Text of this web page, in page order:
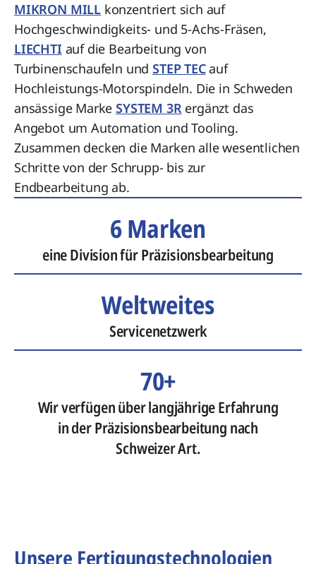
MIKRON MILL konzentriert sich auf
Hochgeschwindigkeits- und 5-Achs-Fräsen,
LIECHTI auf die Bearbeitung von
Turbinenschaufeln undSTEP TECauf
Hochleistungs-Motorspindeln. Die in Schweden
ansässige MarkeSYSTEM 3Rergänzt das
Angebot um Automation und Tooling.
Zusammen decken die Marken alle wesentlichen
Schritte von der Schrupp- bis zur
Endbearbeitung ab.
6 Marken
eine Division für Präzisionsbearbeitung
Weltweites
Servicenetzwerk
70+
Wir verfügen über langjährige Erfahrung
in der Präzisionsbearbeitung nach
Schweizer Art.
Unsere Fertigungstechnologien